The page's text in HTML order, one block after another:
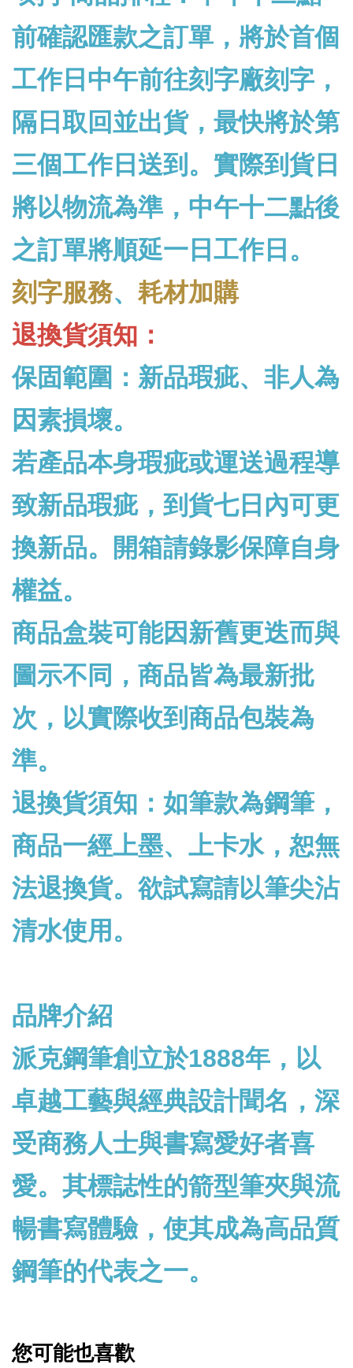
前確認匯款之訂單，將於首個
工作日中午前往刻字廠刻字，
隔日取回並出貨，最快將於第
三個工作日送到。實際到貨日
將以物流為準，中午十二點後
之訂單將順延一日工作日。
刻字服務、 耗材加購
退換貨須知：
保固範圍：新品瑕疵、非人為
因素損壞。
若產品本身瑕疵或運送過程導
致新品瑕疵，到貨七日內可更
換新品。開箱請錄影保障自身
權益。
商品盒裝可能因新舊更迭而與
圖示不同，商品皆為最新批
次，以實際收到商品包裝為
準。
退換貨須知：如筆款為鋼筆，
商品一經上墨、上卡水，恕無
法退換貨。欲試寫請以筆尖沾
清水使用。
品牌介紹
派克鋼筆創立於1888年，以
卓越工藝與經典設計聞名，深
受商務人士與書寫愛好者喜
愛。其標誌性的箭型筆夾與流
暢書寫體驗，使其成為高品質
鋼筆的代表之一。
您可能也喜歡